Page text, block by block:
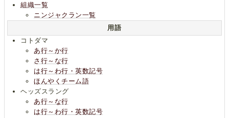
組織一覧
ニンジャクラン一覧
用語
コトダマ
あ行～か行
さ行～な行
は行～わ行・英数記号
ほんやくチーム語
ヘッズスラング
あ行～な行
は行～わ行・英数記号